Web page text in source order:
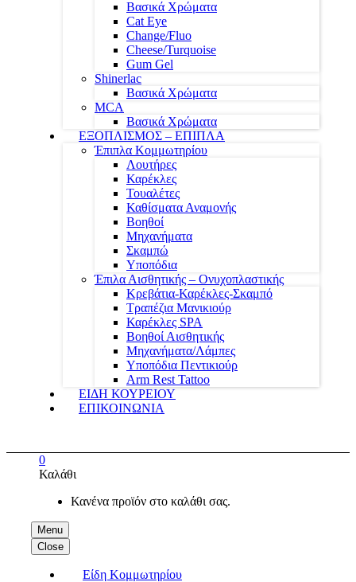
Βασικά Χρώματα
Cat Eye
Change/Fluo
Cheese/Turquoise
Gum Gel
Shinerlac
Βασικά Χρώματα
MCA
Βασικά Χρώματα
ΕΞΟΠΛΙΣΜΟΣ – ΕΠΙΠΛΑ
Έπιπλα Κομμωτηρίου
Λουτήρες
Καρέκλες
Τουαλέτες
Καθίσματα Αναμονής
Βοηθοί
Μηχανήματα
Σκαμπώ
Υποπόδια
Έπιλα Αισθητικής – Ονυχοπλαστικής
Κρεβάτια-Καρέκλες-Σκαμπό
Τραπέζια Μανικιούρ
Καρέκλες SPA
Βοηθοί Αισθητικής
Μηχανήματα/Λάμπες
Υποπόδια Πεντικιούρ
Arm Rest Tattoo
ΕΙΔΗ ΚΟΥΡΕΙΟΥ
ΕΠΙΚΟΙΝΩΝΙΑ
Menu
Close
Είδη Κομμωτηρίου
0
Καλάθι
Κανένα προϊόν στο καλάθι σας.